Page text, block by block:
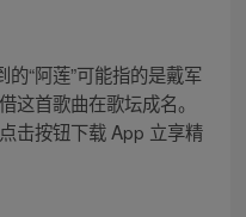
的“阿莲”可能指的是戴军
这首歌曲在歌坛成名。
击按钮下载 App 立享精